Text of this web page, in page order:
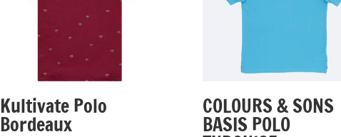
Kultivate Polo
Bordeaux
COLOURS & SONS
BASIS POLO